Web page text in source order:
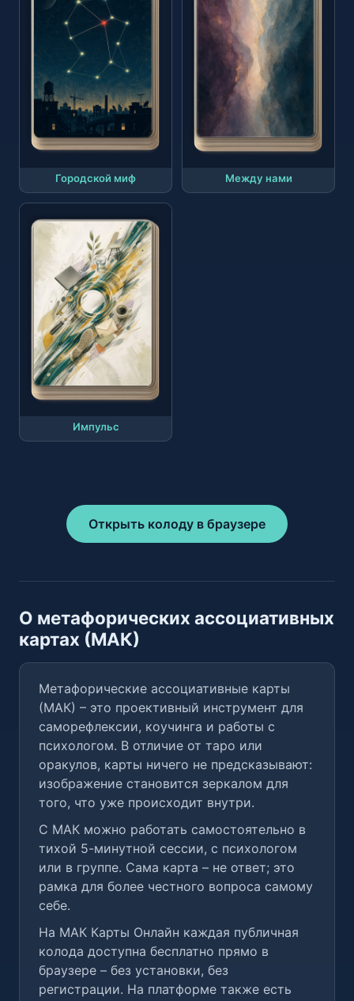
Городской миф Между нами
Импульс
Открыть колоду в браузере
О метафорических ассоциативных
картах (МАК)
Метафорические ассоциативные карты
(МАК) – это проективный инструмент для
саморефлексии, коучинга и работы с
психологом. В отличие от таро или
оракулов, карты ничего не предсказывают:
изображение становится зеркалом для
того, что уже происходит внутри.
С МАК можно работать самостоятельно в
тихой 5-минутной сессии, с психологом
или в группе. Сама карта – не ответ; это
рамка для более честного вопроса самому
себе.
На МАК Карты Онлайн каждая публичная
колода доступна бесплатно прямо в
браузере – без установки, без
регистрации. На платформе также есть